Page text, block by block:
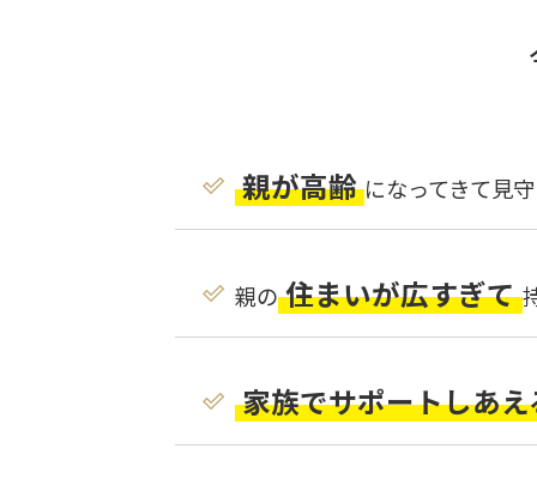
親が高齢 になってきて見
親の 住まいが広すぎて
家族でサポートしあえ